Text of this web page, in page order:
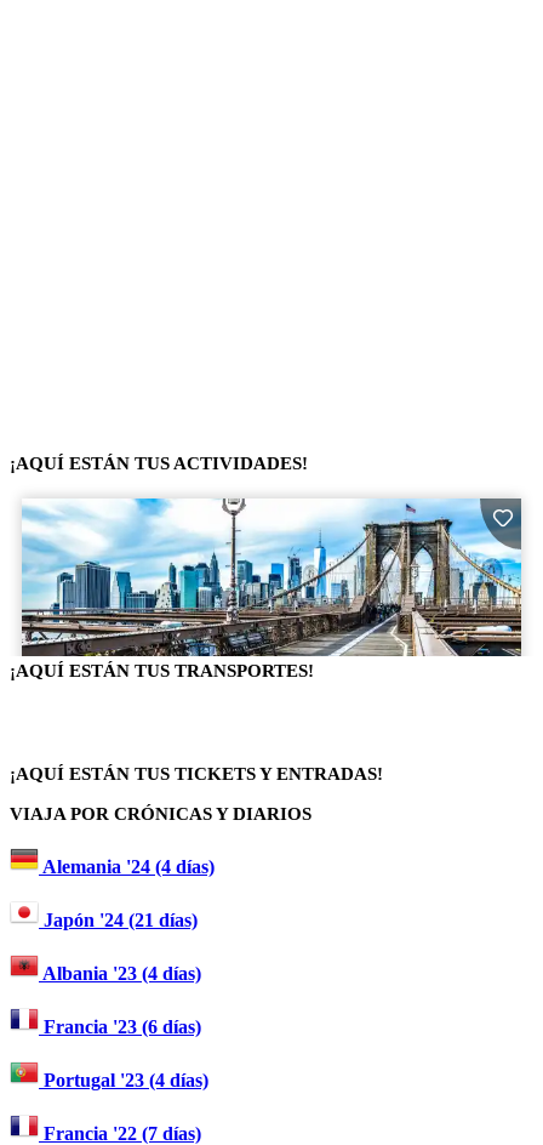
¡AQUÍ ESTÁN TUS ACTIVIDADES!
¡AQUÍ ESTÁN TUS TRANSPORTES!
¡AQUÍ ESTÁN TUS TICKETS Y ENTRADAS!
VIAJA POR CRÓNICAS Y DIARIOS
Alemania '24 (4 días)
Japón '24 (21 días)
Albania '23 (4 días)
Francia '23 (6 días)
Portugal '23 (4 días)
Francia '22 (7 días)